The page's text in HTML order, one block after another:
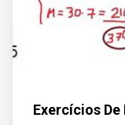
Exercícios De